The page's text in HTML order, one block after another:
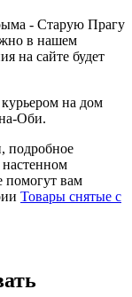
- Старую Прагу
в нашем
на сайте будет
курьером на дом
Оби.
подробное
помогут вам
Товары снятые с